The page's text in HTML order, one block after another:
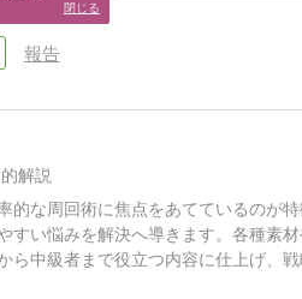
報告
解説
的な周回術に焦点をあてているのが
すい悩みを解決へ導きます。各種素
ら中級者まで役立つ内容に仕上げ、
閉じる